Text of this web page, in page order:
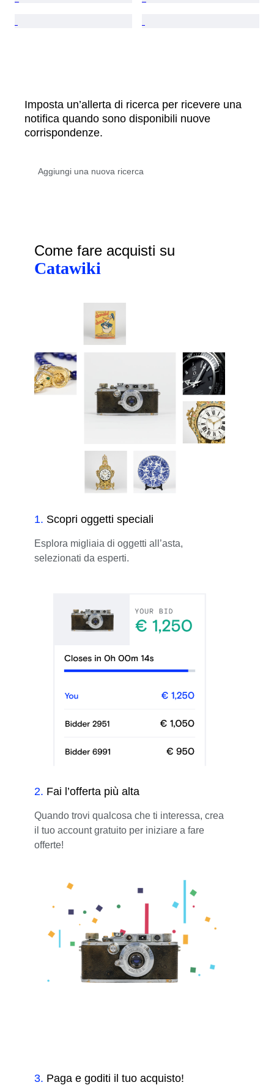
Imposta un’allerta di ricerca per ricevere una
notifica quando sono disponibili nuove
corrispondenze.
Come fare acquisti su
Catawiki
1. Scopri oggetti speciali
Esplora migliaia di oggetti all’asta,
selezionati da esperti.
2. Fai l’offerta più alta
Quando trovi qualcosa che ti interessa, crea
il tuo account gratuito per iniziare a fare
offerte!
3. Paga e goditi il tuo acquisto!